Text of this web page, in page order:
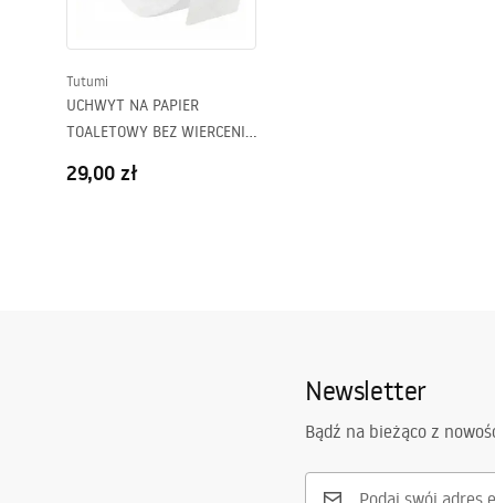
Tutumi
UCHWYT NA PAPIER
TOALETOWY BEZ WIERCENIA
29,00 zł
Newsletter
Bądź na bieżąco z